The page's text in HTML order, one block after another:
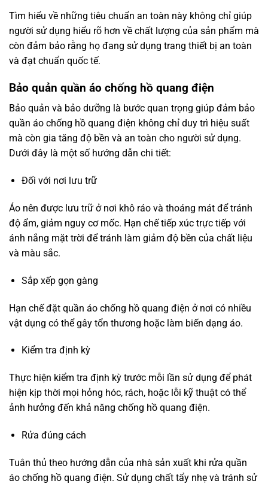
Tìm hiểu về những tiêu chuẩn an toàn này không chỉ giúp
người sử dụng hiểu rõ hơn về chất lượng của sản phẩm mà
còn đảm bảo rằng họ đang sử dụng trang thiết bị an toàn
và đạt chuẩn quốc tế.
Bảo quản quần áo chống hồ quang điện
Bảo quản và bảo dưỡng là bước quan trọng giúp đảm bảo
quần áo chống hồ quang điện không chỉ duy trì hiệu suất
mà còn gia tăng độ bền và an toàn cho người sử dụng.
Dưới đây là một số hướng dẫn chi tiết:
Đối với nơi lưu trữ
Áo nên được lưu trữ ở nơi khô ráo và thoáng mát để tránh
độ ẩm, giảm nguy cơ mốc. Hạn chế tiếp xúc trực tiếp với
ánh nắng mặt trời để tránh làm giảm độ bền của chất liệu
và màu sắc.
Sắp xếp gọn gàng
Hạn chế đặt quần áo chống hồ quang điện ở nơi có nhiều
vật dụng có thể gây tổn thương hoặc làm biến dạng áo.
Kiểm tra định kỳ
Thực hiện kiểm tra định kỳ trước mỗi lần sử dụng để phát
hiện kịp thời mọi hỏng hóc, rách, hoặc lỗi kỹ thuật có thể
ảnh hưởng đến khả năng chống hồ quang điện.
Rửa đúng cách
Tuân thủ theo hướng dẫn của nhà sản xuất khi rửa quần
áo chống hồ quang điện. Sử dụng chất tẩy nhẹ và tránh sử